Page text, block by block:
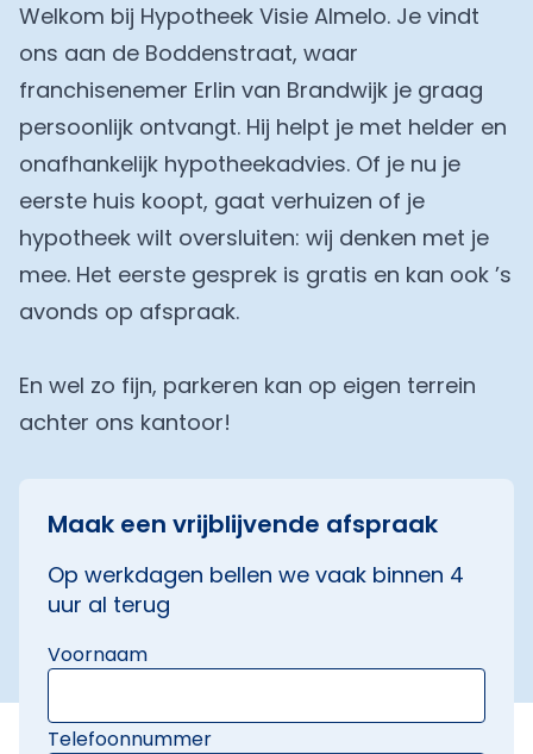
Welkom bij Hypotheek Visie Almelo. Je vindt
ons aan de Boddenstraat, waar
franchisenemer Erlin van Brandwijk je graag
persoonlijk ontvangt. Hij helpt je met helder en
onafhankelijk hypotheekadvies. Of je nu je
eerste huis koopt, gaat verhuizen of je
hypotheek wilt oversluiten: wij denken met je
mee. Het eerste gesprek is gratis en kan ook ’s
avonds op afspraak.
En wel zo fijn, parkeren kan op eigen terrein
achter ons kantoor!
Maak een vrijblijvende afspraak
Op werkdagen bellen we vaak binnen 4
uur al terug
Voornaam
Telefoonnummer